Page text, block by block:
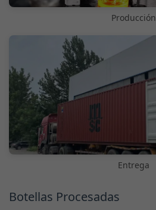
Producción
Entrega
Botellas Procesadas